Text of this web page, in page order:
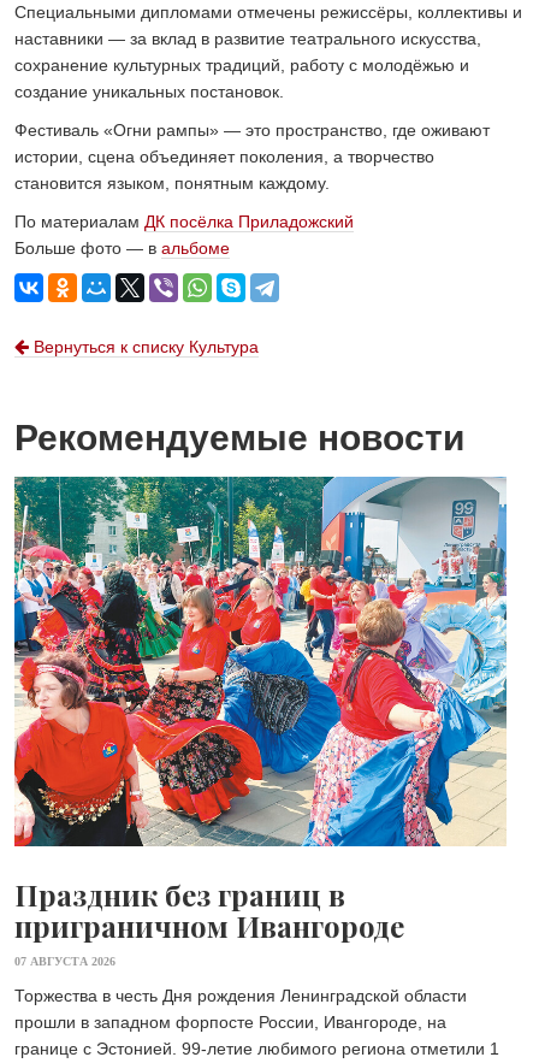
Специальными дипломами отмечены режиссёры, коллективы и
наставники — за вклад в развитие театрального искусства,
сохранение культурных традиций, работу с молодёжью и
создание уникальных постановок.
Фестиваль «Огни рампы» — это пространство, где оживают
истории, сцена объединяет поколения, а творчество
становится языком, понятным каждому.
По материалам ДК посёлка Приладожский
Больше фото — в альбоме
Вернуться к списку Культура
Рекомендуемые новости
Праздник без границ в
приграничном Ивангороде
07 АВГУСТА 2026
Торжества в честь Дня рождения Ленинградской области
прошли в западном форпосте России, Ивангороде, на
границе с Эстонией. 99-летие любимого региона отметили 1